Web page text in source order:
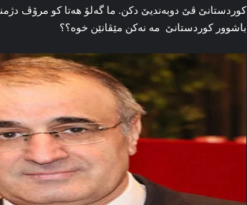
کوردستانێ ڤێ دوبه‌ندیێ دکن. ما گه‌لۆ هه‌تا کو مرۆڤ
باشوور کوردستانێ ‌ مە نەكن مێڤانێن خوە؟؟